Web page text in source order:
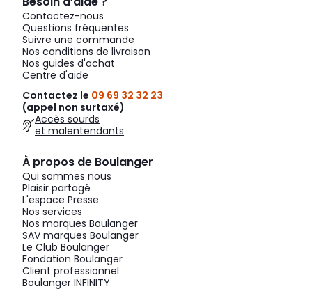
Contactez-nous
Questions fréquentes
Suivre une commande
Nos conditions de livraison
Nos guides d'achat
Centre d'aide
Contactez le 09 69 32 32 23
(appel non surtaxé)
Accès sourds
et malentendants
À propos de Boulanger
Qui sommes nous
Plaisir partagé
L'espace Presse
Nos services
Nos marques Boulanger
SAV marques Boulanger
Le Club Boulanger
Fondation Boulanger
Client professionnel
Boulanger INFINITY